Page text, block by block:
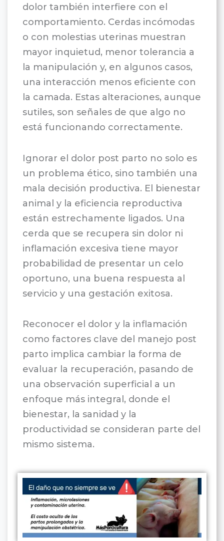
dolor también interfiere con el
comportamiento. Cerdas incómodas
o con molestias uterinas muestran
mayor inquietud, menor tolerancia a
la manipulación y, en algunos casos,
una interacción menos eficiente con
la camada. Estas alteraciones, aunque
sutiles, son señales de que algo no
está funcionando correctamente.
Ignorar el dolor post parto no solo es
un problema ético, sino también una
mala decisión productiva. El bienestar
animal y la eficiencia reproductiva
están estrechamente ligados. Una
cerda que se recupera sin dolor ni
inflamación excesiva tiene mayor
probabilidad de presentar un celo
oportuno, una buena respuesta al
servicio y una gestación exitosa.
Reconocer el dolor y la inflamación
como factores clave del manejo post
parto implica cambiar la forma de
evaluar la recuperación, pasando de
una observación superficial a un
enfoque más integral, donde el
bienestar, la sanidad y la
productividad se consideran parte del
mismo sistema.